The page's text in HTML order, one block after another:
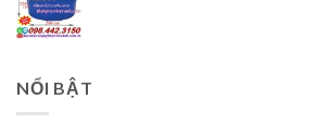
NỔI BẬT